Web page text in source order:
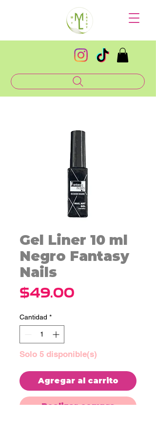
Gel Liner 10 ml
Negro Fantasy
Nails
$49.00
Cantidad *
Solo 5 disponible(s)
Agregar al carrito
Realizar compra